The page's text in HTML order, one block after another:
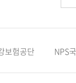
보험공단 NPS